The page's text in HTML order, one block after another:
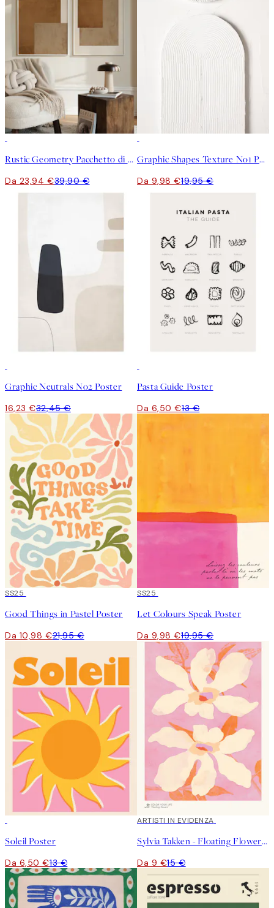
Rustic Geometry Pacchetto di Poster
Da 23,94 €39,90 €
Graphic Shapes Texture No1 Poster
Da 9,98 €19,95 €
Graphic Neutrals No2 Poster
16,23 €32,45 €
Pasta Guide Poster
Da 6,50 €13 €
50%*
SS25
Good Things in Pastel Poster
Da 10,98 €21,95 €
50%*
SS25
Let Colours Speak Poster
Da 9,98 €19,95 €
Soleil Poster
Da 6,50 €13 €
40%*
ARTISTI IN EVIDENZA
Sylvia Takken - Floating Flowers Poster
Da 9 €15 €